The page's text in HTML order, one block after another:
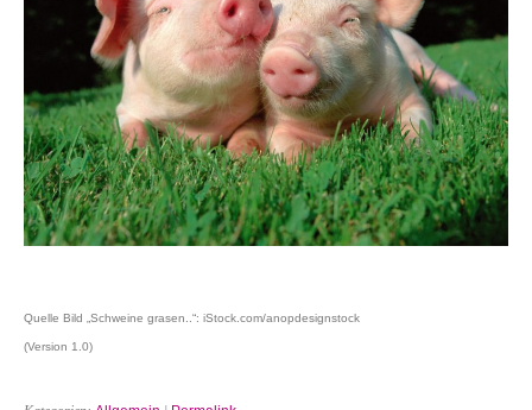
Quelle Bild „Schweine grasen..“: iStock.com/anopdesignstock
(Version 1.0)